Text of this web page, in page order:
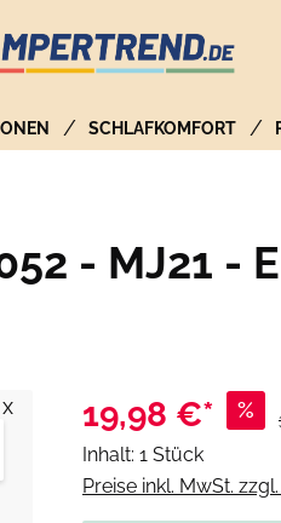
SCHLAFKOMFORT
- MJ21 -
19,98 €* %
Inhalt: 1 Stück
Preise inkl. MwSt.